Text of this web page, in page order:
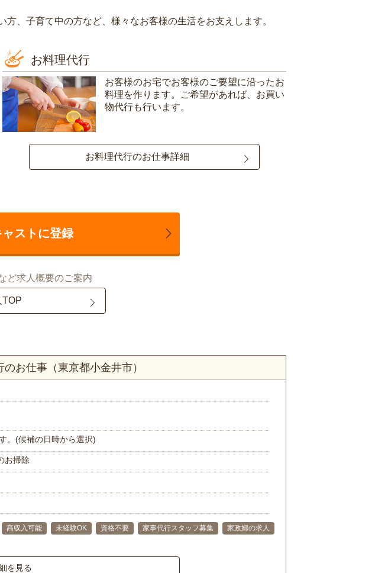
方、子育て中の方など、様々なお客様の生活をお支えします。
お料理代行
お客様のお宅でお客様のご要望に沿ったお
料理を作ります。ご希望があれば、お買い
物代行も行います。
お料理代行のお仕事詳細
ストに登録
ど求人概要のご案内
TOP
お仕事（東京都小金井市）
。(候補の日時から選択)
お掃除
高収入可能 未経験OK 資格不要 家事代行スタッフ募集
家政婦の求人
を見る